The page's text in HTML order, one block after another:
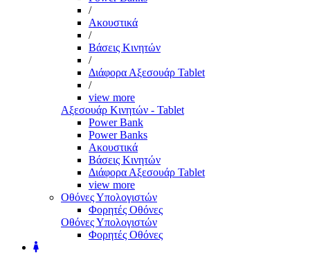
/
Ακουστικά
/
Βάσεις Κινητών
/
Διάφορα Αξεσουάρ Tablet
/
view more
Αξεσουάρ Κινητών - Tablet
Power Bank
Power Banks
Ακουστικά
Βάσεις Κινητών
Διάφορα Αξεσουάρ Tablet
view more
Οθόνες Υπολογιστών
Φορητές Οθόνες
Οθόνες Υπολογιστών
Φορητές Οθόνες